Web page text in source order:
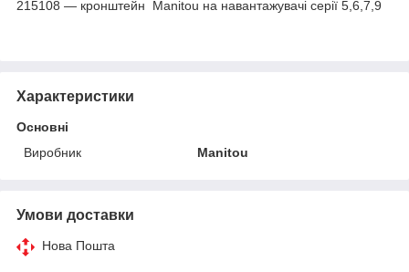
215108 — кронштейн Manitou на навантажувачі серії 5,6,7,9
Характеристики
Основні
Виробник
Manitou
Умови доставки
Нова Пошта